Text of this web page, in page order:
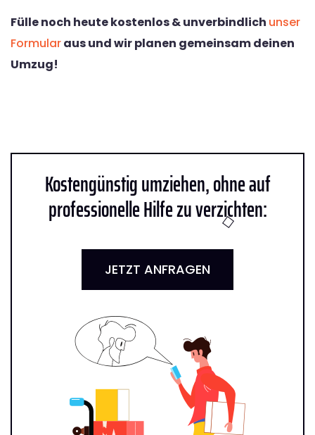
Fülle noch heute kostenlos & unverbindlich unser
Formularaus und wir planen gemeinsam deinen
Umzug!
Kostengünstig umziehen, ohne auf
professionelle Hilfe zu verzichten:
JETZT ANFRAGEN